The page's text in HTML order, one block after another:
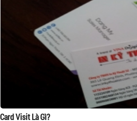
Card Visit Là Gì?